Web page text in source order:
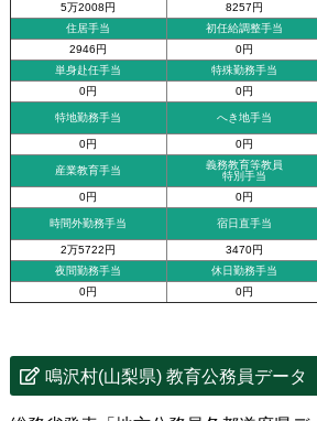
5万2008円
8257円
住居手当
初任給調整手当
2946円
0円
単身赴任手当
特殊勤務手当
0円
0円
特地勤務手当 へき地手当
0円
0円
産業教育手当
義務教育等教員
特別手当
0円
0円
時間外勤務手当 宿日直手当
2万5722円
3470円
夜間勤務手当
休日勤務手当
0円
0円
鳴沢村(山梨県) 教育公務員データ